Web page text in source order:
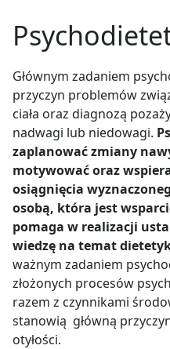
Głównym zadaniem
przyczyn problemów
ciała oraz diagnozą
nadwagi lub niedowagi.
zaplanować zmiany
motywować oraz
osiągnięcia
osobą, która jest
pomaga w realizacji
wiedzę na temat
ważnym zadaniem
złożonych procesów
razem z czynnikami
stanowią główną
otyłości.